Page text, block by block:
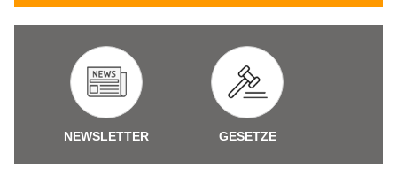
NEWSLETTER GESETZE